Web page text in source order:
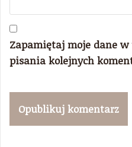
Zapamiętaj moje dane w
pisania kolejnych